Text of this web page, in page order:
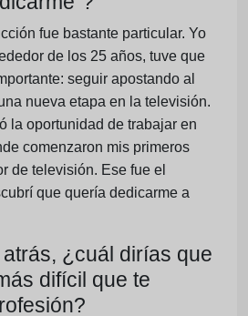
fue bastante particular. Yo
de los 25 años, tuve que
seguir apostando al
nueva etapa en la televisión.
la oportunidad de trabajar en
comenzaron mis primeros
de televisión. Ese fue el
que quería dedicarme a
¿cuál dirías que
difícil que te